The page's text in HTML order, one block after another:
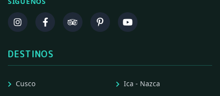
DESTINOS
Cusco
Ica - Nazca